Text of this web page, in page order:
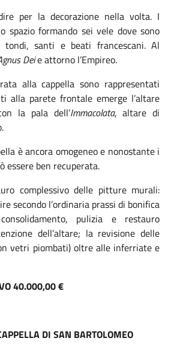
per la decorazione nella volta. I
spazio formando sei vele dove sono
santi e beati francescani. Al
Deie attorno l’Empireo.
alla cappella sono rappresentati
alla parete frontale emerge l’altare
la pala dell’Immacolata, altare di
è ancora omogeneo e nonostante i
essere ben recuperata.
complessivo delle pitture murali:
secondo l’ordinaria prassi di bonifica
pulizia e restauro
dell’altare; la revisione delle
vetri piombati) oltre alle inferriate e
40.000,00 €
DI SAN BARTOLOMEO